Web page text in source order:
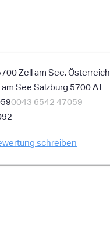
Zell am See, Österreich
am See Salzburg 5700 AT
0043 6542 47059
schreiben